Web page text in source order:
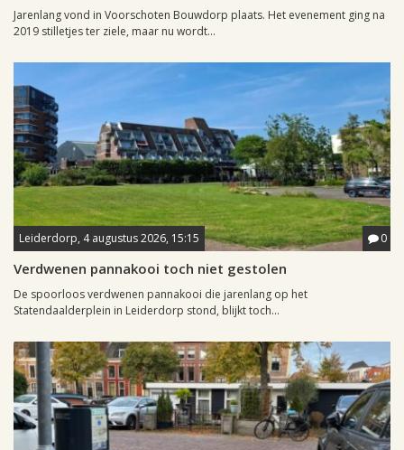
Jarenlang vond in Voorschoten Bouwdorp plaats. Het evenement ging na
2019 stilletjes ter ziele, maar nu wordt...
Leiderdorp, 4 augustus 2026, 15:15 0
Verdwenen pannakooi toch niet gestolen
De spoorloos verdwenen pannakooi die jarenlang op het
Statendaalderplein in Leiderdorp stond, blijkt toch...